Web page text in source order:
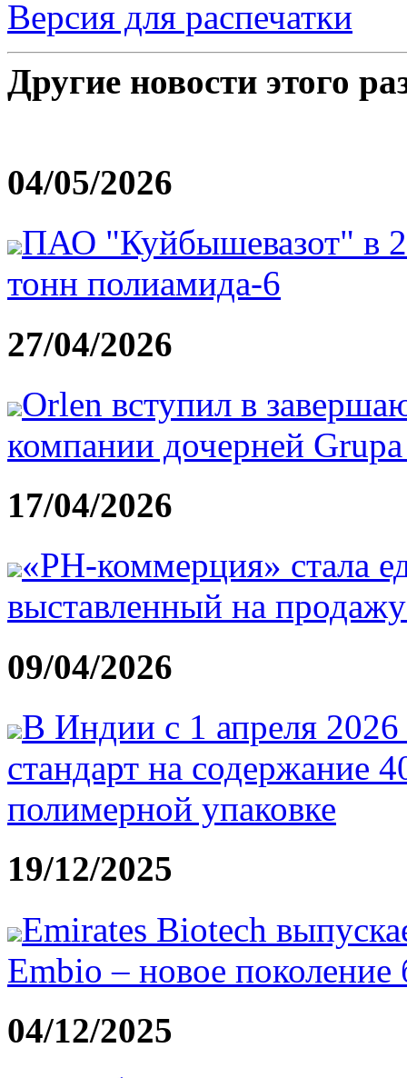
Версия для распечатки
Другие новости этого
04/05/2026
ПАО "Куйбышевазот" в
тонн полиамида-6
27/04/2026
Orlen вступил в
компании дочерней
17/04/2026
«РН-коммерция» стала
выставленный на
09/04/2026
В Индии с 1 апреля 2026
стандарт на содержание
полимерной упаковке
19/12/2025
Emirates Biotech
Embio – новое
04/12/2025